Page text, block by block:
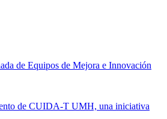
de Equipos de Mejora e Innovación
de CUIDA-T UMH, una iniciativa